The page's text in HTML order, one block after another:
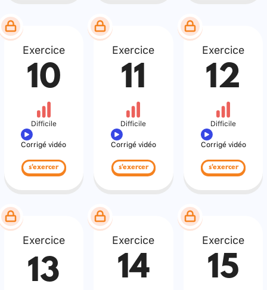
Exercice
10
Difficile
Corrigé vidéo
s'exercer
Exercice
11
Difficile
Corrigé vidéo
s'exercer
Exercice
12
Difficile
Corrigé vidéo
s'exercer
Exercice
13
Exercice
14
Exercice
15